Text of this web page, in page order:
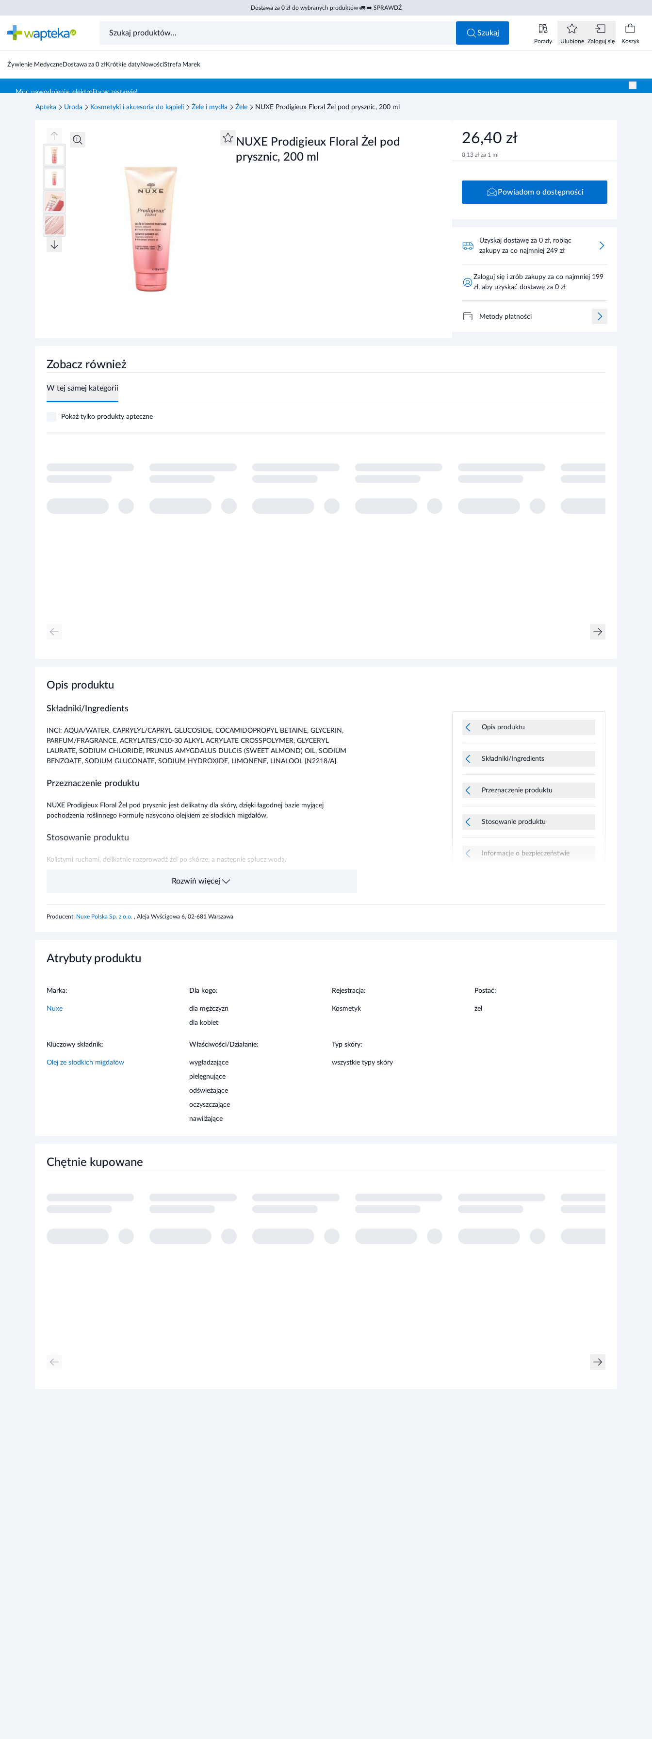
Dostawa za 0 zł do wybranych produktów 🚛 ➡️ SPRAWDŹ
Szukaj
Porady Ulubione Zaloguj się Koszyk
Żywienie MedyczneDostawa za 0 złKrótkie datyNowościStrefa Marek
Moc nawodnienia, elektrolity w zestawie!
26,40 zł
Apteka Uroda Kosmetyki i akcesoria do kąpieli Żele i mydła Żele NUXE Prodigieux Floral Żel pod prysznic, 200 ml
NUXE Prodigieux Floral Żel pod
prysznic, 200 ml
26,40 zł
0,13 zł za 1 ml
Powiadom o dostępności
Uzyskaj dostawę za 0 zł, robiąc
zakupy za co najmniej 249 zł
Zaloguj się i zrób zakupy za co najmniej 199
zł, aby uzyskać dostawę za 0 zł
Metody płatności
Zobacz również
W tej samej kategorii
Pokaż tylko produkty apteczne
Opis produktu
Składniki/Ingredients
INCI: AQUA/WATER, CAPRYLYL/CAPRYL GLUCOSIDE, COCAMIDOPROPYL BETAINE, GLYCERIN,
PARFUM/FRAGRANCE, ACRYLATES/C10-30 ALKYL ACRYLATE CROSSPOLYMER, GLYCERYL
LAURATE, SODIUM CHLORIDE, PRUNUS AMYGDALUS DULCIS (SWEET ALMOND) OIL, SODIUM
BENZOATE, SODIUM GLUCONATE, SODIUM HYDROXIDE, LIMONENE, LINALOOL [N2218/A].
Przeznaczenie produktu
NUXE Prodigieux Floral Żel pod prysznic jest delikatny dla skóry, dzięki łagodnej bazie myjącej
pochodzenia roślinnego Formułę nasycono olejkiem ze słodkich migdałów.
Stosowanie produktu
Kolistymi ruchami, delikatnie rozprowadź żel po skórze, a następnie spłucz wodą.
Nie stosować w przypadku uczulenia na którykolwiek składnik produktu. Przechowywać w sposób
niedostępny dla dzieci.
Opis produktu
Składniki/Ingredients
Przeznaczenie produktu
Stosowanie produktu
Informacje o bezpieczeństwie
Rozwiń więcej
Producent: Nuxe Polska Sp. z o.o. , Aleja Wyścigowa 6, 02-681 Warszawa
Atrybuty produktu
Marka:
Nuxe
Dla kogo:
dla mężczyzn
dla kobiet
Rejestracja:
Kosmetyk
Postać:
żel
Kluczowy składnik:
Olej ze słodkich migdałów
Właściwości/Działanie:
wygładzające
pielęgnujące
odświeżające
oczyszczające
nawilżające
Typ skóry:
wszystkie typy skóry
Chętnie kupowane